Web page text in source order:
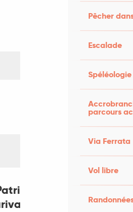
Pêcher
Escalade
Spéléologie
parcours
Via Ferrata
Vol libre
à
: Visite du